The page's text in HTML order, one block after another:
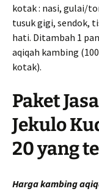
kotak : nasi, gulai/
tusuk gigi, sendok,
hati. Ditambah 1
aqiqah kambing
kotak).
Paket
Jekulo
20 yang
Harga kambing